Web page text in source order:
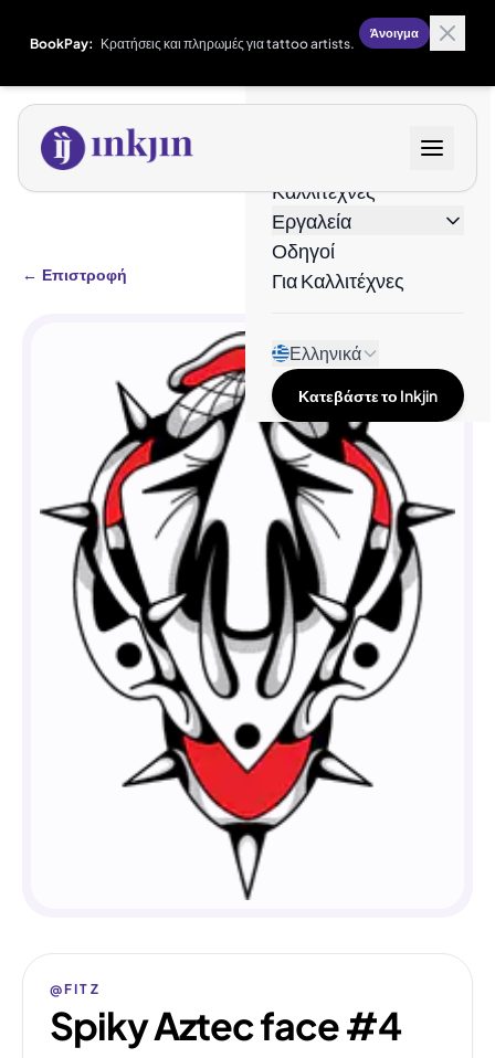
BookPay: Κρατήσεις και πληρωμές για tattoo artists.
Άνοιγμα
Καλλιτέχνες
Εργαλεία
Οδηγοί
Για Καλλιτέχνες
Ελληνικά
Κατεβάστε το Inkjin
← Επιστροφή
@FITZ
Spiky Aztec face #4